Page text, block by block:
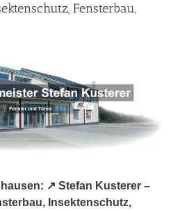
Fensterbau,
↗️ Stefan Kusterer –
Insektenschutz,